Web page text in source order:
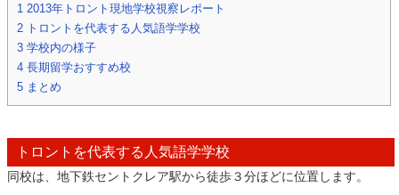
1 2013年トロント現地学校視察レポート
2 トロントを代表する人気語学学校
3 学校内の様子
4 長期留学おすすめ校
5 まとめ
トロントを代表する人気語学学校
同校は、地下鉄セントクレア駅から徒歩３分ほどに位置します。